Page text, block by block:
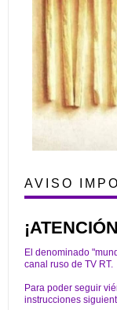
AVISO
El denominado
canal ruso de TV RT.
Para poder seguir
instrucciones